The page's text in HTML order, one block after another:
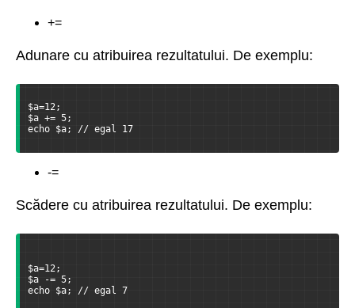
+=
Adunare cu atribuirea rezultatului. De exemplu:
$a=12;
$a += 5;
echo $a; // egal 17
-=
Scădere cu atribuirea rezultatului. De exemplu:
$a=12;
$a -= 5;
echo $a; // egal 7